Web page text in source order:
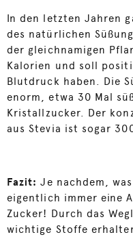
In den letzten Jahren
des natürlichen
der gleichnamigen
Kalorien und soll
Blutdruck haben. Die
enorm, etwa 30 Mal
Kristallzucker. Der
aus Stevia ist sogar
Fazit:Je nachdem,
eigentlich immer eine
Zucker! Durch das
wichtige Stoffe